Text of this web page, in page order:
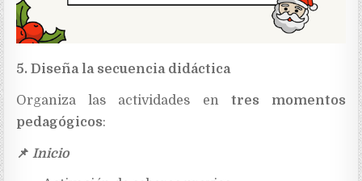
5. Diseña la secuencia didáctica
Organiza las actividades en tres momentos
pedagógicos:
📌 Inicio